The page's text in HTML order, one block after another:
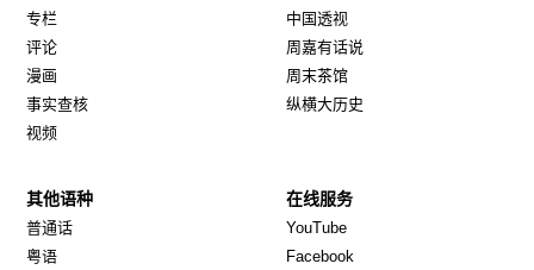
专栏
评论
漫画
事实查核
视频
中国透视
周嘉有话说
周末茶馆
纵横大历史
其他语种
普通话
粤语
在线服务
YouTube
Facebook